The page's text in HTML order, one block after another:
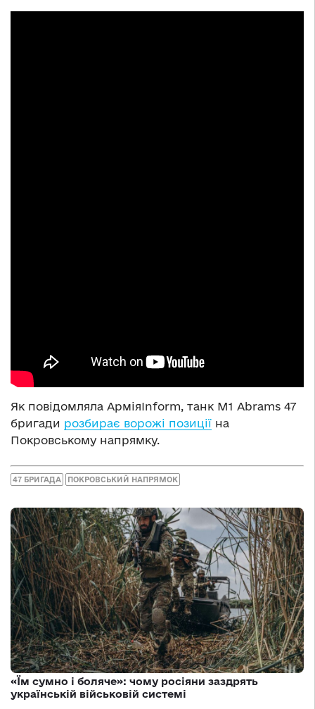
Як повідомляла АрміяInform, танк М1 Abrams 47
бригади розбирає ворожі позиції на
Покровському напрямку.
47 БРИГАДА ПОКРОВСЬКИЙ НАПРЯМОК
«Їм сумно і боляче»: чому росіяни заздрять
українській військовій системі